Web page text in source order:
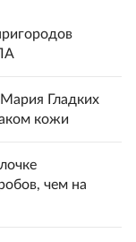
Гладких
кожи
чем на